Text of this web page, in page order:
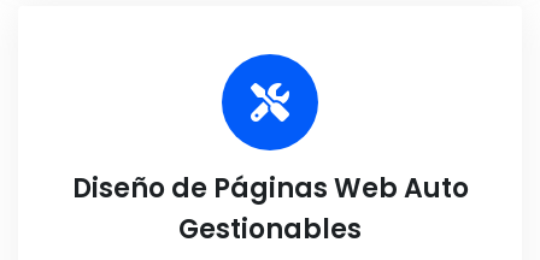
Diseño de Páginas Web Auto
Gestionables